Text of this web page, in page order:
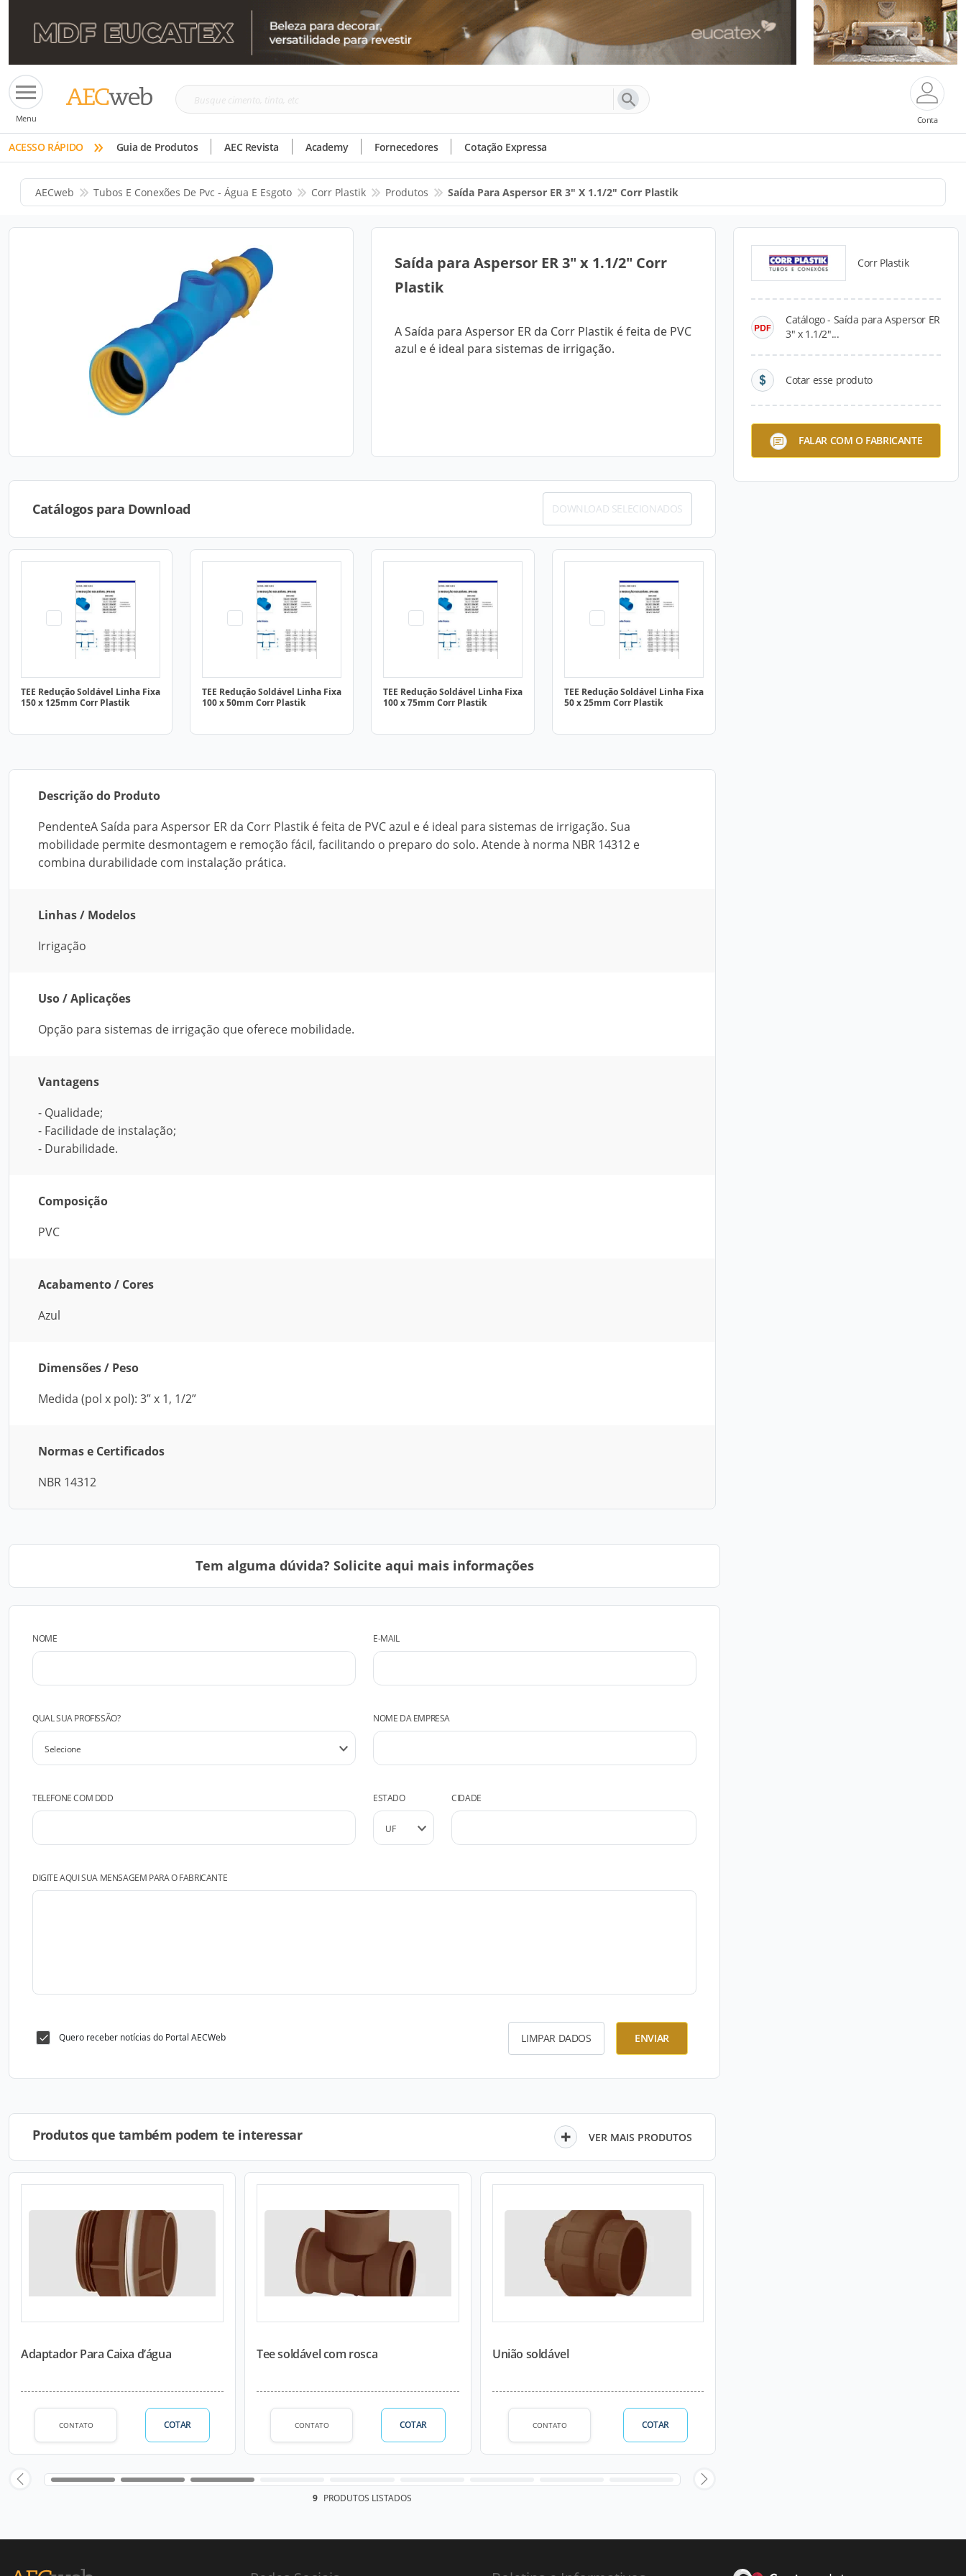
Menu
Busque
tinta,
etc
Conta
ACESSO RÁPIDO » Guia de Produtos AEC Revista Academy Fornecedores Cotação Expressa
AECweb Tubos E Conexões De Pvc - Água E Esgoto Corr Plastik Produtos Saída Para Aspersor ER 3" X 1.1/2" Corr Plastik
Saída para Aspersor ER 3" x 1.1/2" Corr
Plastik
A Saída para Aspersor ER da Corr Plastik é feita de PVC
azul e é ideal para sistemas de irrigação.
Corr Plastik
Catálogo - Saída para Aspersor ER
3" x 1.1/2"...
Cotar esse produto
FALAR COM O FABRICANTE
Catálogos para Download DOWNLOAD SELECIONADOS
TEE Redução Soldável Linha Fixa
150 x 125mm Corr Plastik
TEE Redução Soldável Linha Fixa
100 x 50mm Corr Plastik
TEE Redução Soldável Linha Fixa
100 x 75mm Corr Plastik
TEE Redução Soldável Linha Fixa
50 x 25mm Corr Plastik
Descrição do Produto
PendenteA Saída para Aspersor ER da Corr Plastik é feita de PVC azul e é ideal para sistemas de irrigação. Sua
mobilidade permite desmontagem e remoção fácil, facilitando o preparo do solo. Atende à norma NBR 14312 e
combina durabilidade com instalação prática.
Linhas / Modelos
Irrigação
Uso / Aplicações
Opção para sistemas de irrigação que oferece mobilidade.
Vantagens
- Qualidade;
- Facilidade de instalação;
- Durabilidade.
Composição
PVC
Acabamento / Cores
Azul
Dimensões / Peso
Medida (pol x pol): 3” x 1, 1/2”
Normas e Certificados
NBR 14312
Tem alguma dúvida? Solicite aqui mais informações
NOME E-MAIL
QUAL SUA PROFISSÃO? NOME DA EMPRESA
TELEFONE COM DDD ESTADO CIDADE
DIGITE AQUI SUA MENSAGEM PARA O FABRICANTE
Quero receber notícias do Portal AECWeb LIMPAR DADOS ENVIAR
Produtos que também podem te interessar VER MAIS PRODUTOS
Adaptador Para Caixa d’água
CONTATO COTAR
Tee soldável com rosca
CONTATO COTAR
União soldável
CONTATO COTAR
9 PRODUTOS LISTADOS